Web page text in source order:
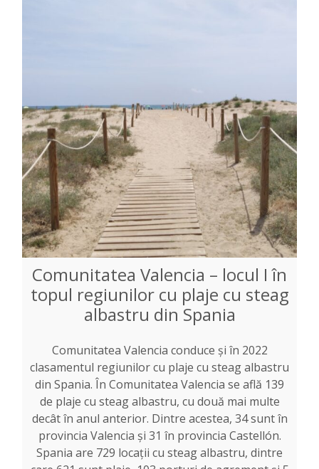
Comunitatea Valencia – locul I în
topul regiunilor cu plaje cu steag
albastru din Spania
Comunitatea Valencia conduce și în 2022
clasamentul regiunilor cu plaje cu steag albastru
din Spania. În Comunitatea Valencia se află 139
de plaje cu steag albastru, cu două mai multe
decât în anul anterior. Dintre acestea, 34 sunt în
provincia Valencia și 31 în provincia Castellón.
Spania are 729 locații cu steag albastru, dintre